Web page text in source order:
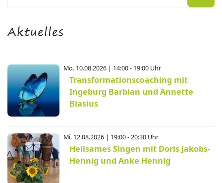
Aktuelles
Mo. 10.08.2026 | 14:00 - 19:00 Uhr
Transformationscoaching mit
Ingeburg Barbian und Annette
Blasius
Mi. 12.08.2026 | 19:00 - 20:30 Uhr
Heilsames Singen mit Doris Jakobs-
Hennig und Anke Hennig